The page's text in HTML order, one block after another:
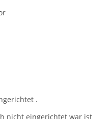
.
nicht eingerichtet war ist